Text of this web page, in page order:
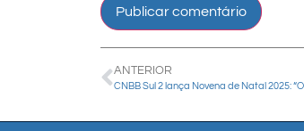
ANTERIOR